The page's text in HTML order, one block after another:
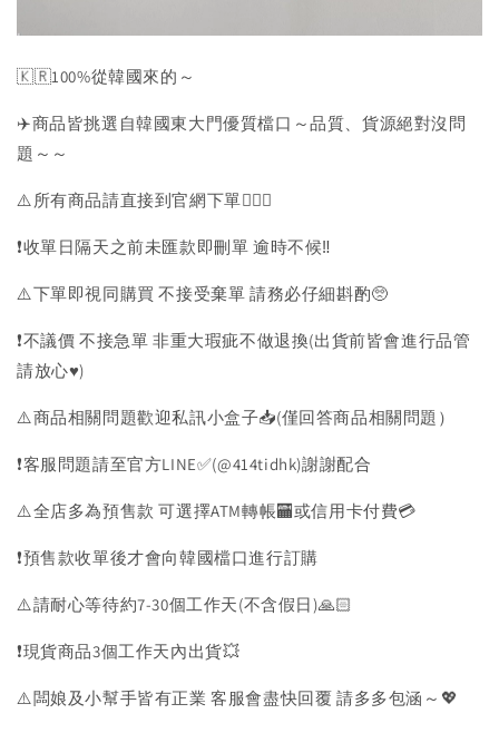
🇰🇷100%從韓國來的～
✈️商品皆挑選自韓國東大門優質檔口～品質、貨源絕對沒問
題～～
⚠️所有商品請直接到官網下單💁🏻‍♀️
❗️收單日隔天之前未匯款即刪單 逾時不候‼️
⚠️下單即視同購買 不接受棄單 請務必仔細斟酌🥺
❗️不議價 不接急單 非重大瑕疵不做退換(出貨前皆會進行品管
請放心♥️)
⚠️商品相關問題歡迎私訊小盒子📥(僅回答商品相關問題）
❗️客服問題請至官方LINE✅(@414tidhk)謝謝配合
⚠️全店多為預售款 可選擇ATM轉帳🏧或信用卡付費💳
❗️預售款收單後才會向韓國檔口進行訂購
⚠️請耐心等待約7-30個工作天(不含假日)🙏🏻
❗️現貨商品3個工作天內出貨💥
⚠️闆娘及小幫手皆有正業 客服會盡快回覆 請多多包涵～💖